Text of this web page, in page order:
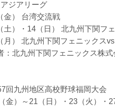
ジアリーグ
金） 台湾交流戦
土）・14（日） 北九州下関フ
月） 北九州下関フェニックス
：北九州下関フェニックス株式
回九州地区高校野球福岡大会
金）～21（日）・23（火）・